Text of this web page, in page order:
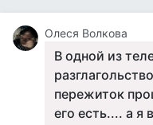
Олеся Волкова
В одной из
пережиток
его есть.... а я